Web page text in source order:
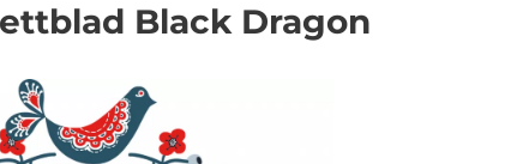
Black Dragon